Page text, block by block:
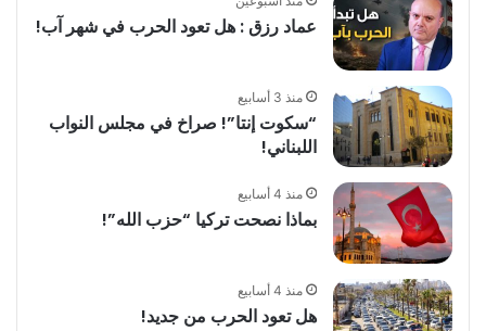
عماد رزق : هل تعود الحرب في شهر آب!
منذ 3 أسابيع
“سكوت إنتا”! صراخ في مجلس النواب
اللبناني!
منذ 4 أسابيع
بماذا نصحت تركيا “حزب الله”!
منذ 4 أسابيع
هل تعود الحرب من جديد!